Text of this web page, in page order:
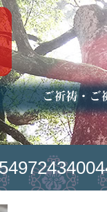
ご祈祷・ご祈
安産祈願
初宮参り
七五三詣
長寿のお祝い
神前結婚式
厄祓い・方位
車のお祓い
地鎮祭
神葬祭（神式